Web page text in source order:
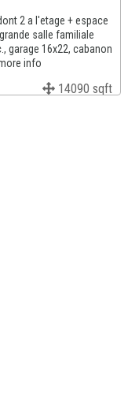
2 a l'etage + espace
salle familiale
garage 16x22, cabanon
info
14090 sqft